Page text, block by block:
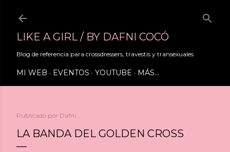
LIKE A GIRL / BY DAFNI COCÓ
Blog de referencia para crossdressers, travestis y transexuales
MI WEB EVENTOS YOUTUBE MÁS…
Publicado por Dafni
LA BANDA DEL GOLDEN CROSS